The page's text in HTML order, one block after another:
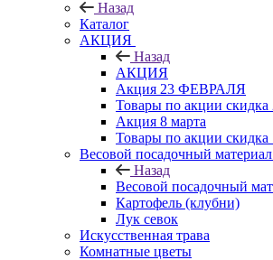
Назад
Каталог
АКЦИЯ
Назад
АКЦИЯ
Акция 23 ФЕВРАЛЯ
Товары по акции скидка
Акция 8 марта
Товары по акции скидка
Весовой посадочный материал
Назад
Весовой посадочный
Картофель (клубни)
Лук севок
Искусственная трава
Комнатные цветы